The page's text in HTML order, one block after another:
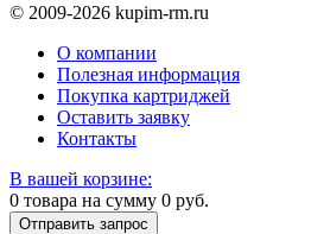
© 2009-2026 kupim-rm.ru
О компании
Полезная информация
Покупка картриджей
Оставить заявку
Контакты
В вашей корзине:
0 товара на сумму 0 руб.
Отправить запрос